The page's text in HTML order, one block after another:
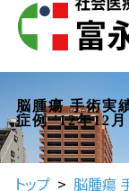
脳腫瘍 手術実
症例 '12年12月
トップ > 脳腫瘍